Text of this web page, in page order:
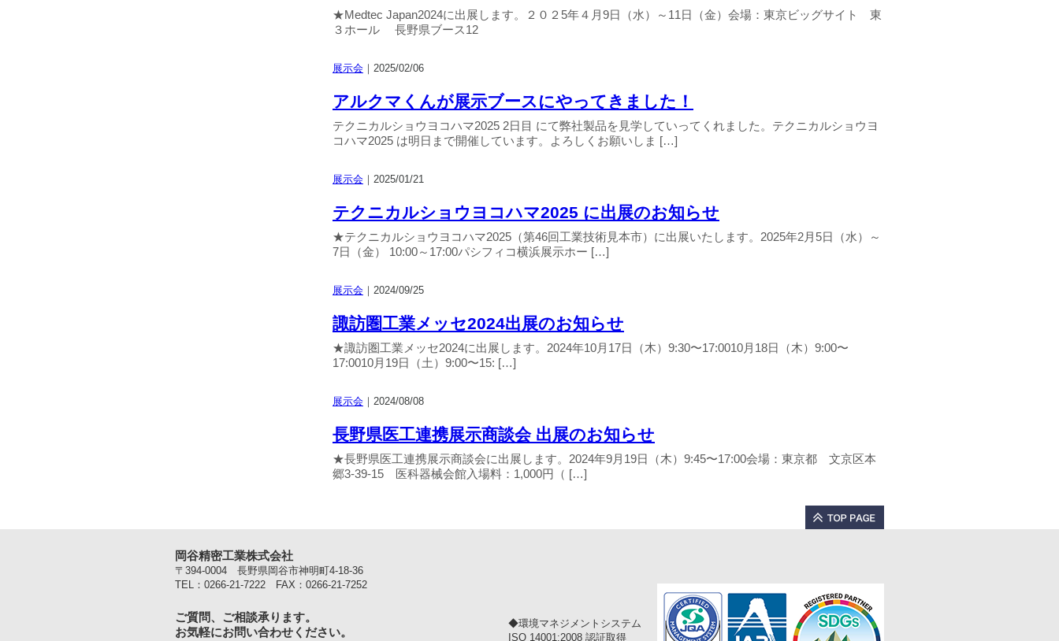
★Medtec Japan2024に出展します。２０２5年４月9日（水）～11日（金）会場：東京ビッグサイト 東
３ホール 長野県ブース12
展示会 ｜ 2025/02/06
アルクマくんが展示ブースにやってきました！
テクニカルショウヨコハマ2025 2日目 にて弊社製品を見学していってくれました。テクニカルショウヨ
コハマ2025 は明日まで開催しています。よろしくお願いしま […]
展示会 ｜ 2025/01/21
テクニカルショウヨコハマ2025 に出展のお知らせ
★テクニカルショウヨコハマ2025（第46回工業技術見本市）に出展いたします。2025年2月5日（水）～
7日（金） 10:00～17:00パシフィコ横浜展示ホー […]
展示会 ｜ 2024/09/25
諏訪圏工業メッセ2024出展のお知らせ
★諏訪圏工業メッセ2024に出展します。2024年10月17日（木）9:30〜17:0010月18日（木）9:00〜
17:0010月19日（土）9:00〜15: […]
展示会 ｜ 2024/08/08
長野県医工連携展示商談会 出展のお知らせ
★長野県医工連携展示商談会に出展します。2024年9月19日（木）9:45〜17:00会場：東京都 文京区本
郷3-39-15 医科器械会館入場料：1,000円（ […]
岡谷精密工業株式会社
〒394-0004 長野県岡谷市神明町4-18-36
TEL：0266-21-7222 FAX：0266-21-7252
ご質問、ご相談承ります。
お気軽にお問い合わせください。
◆環境マネジメントシステム
ISO 14001:2008 認証取得